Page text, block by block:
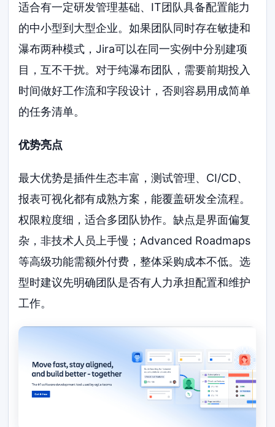
适合有一定研发管理基础、IT团队具备配置能力
的中小型到大型企业。如果团队同时存在敏捷和
瀑布两种模式，Jira可以在同一实例中分别建项
目，互不干扰。对于纯瀑布团队，需要前期投入
时间做好工作流和字段设计，否则容易用成简单
的任务清单。
优势亮点
最大优势是插件生态丰富，测试管理、CI/CD、
报表可视化都有成熟方案，能覆盖研发全流程。
权限粒度细，适合多团队协作。缺点是界面偏复
杂，非技术人员上手慢；Advanced Roadmaps
等高级功能需额外付费，整体采购成本不低。选
型时建议先明确团队是否有人力承担配置和维护
工作。